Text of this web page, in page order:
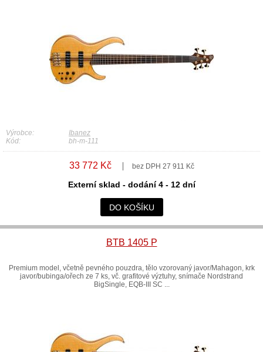
Výrobce:
Ibanez
Kód:
bh-m-111
33 772 Kč bez DPH 27 911 Kč
Externí sklad - dodání 4 - 12 dní
DO KOŠÍKU
BTB 1405 P
Premium model, včetně pevného pouzdra, tělo vzorovaný javor/Mahagon, krk
javor/bubinga/ořech ze 7 ks, vč. grafitové výztuhy, snímače Nordstrand
BigSingle, EQB-III SC ...